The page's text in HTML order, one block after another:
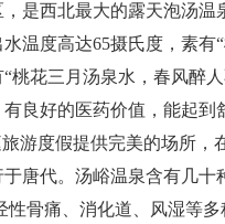
是西北最大的露天泡汤
温度高达65摄氏度，素有“
花三月汤泉水，春风醉人
良好的医药价值，能起到
游度假提供完美的场所，
唐代。汤峪温泉含有几
骨痛、消化道、风湿等